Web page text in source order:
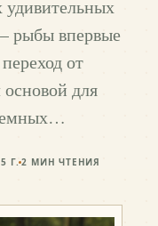
рыбы впервые
от
для
Г. 2 МИН ЧТЕНИЯ